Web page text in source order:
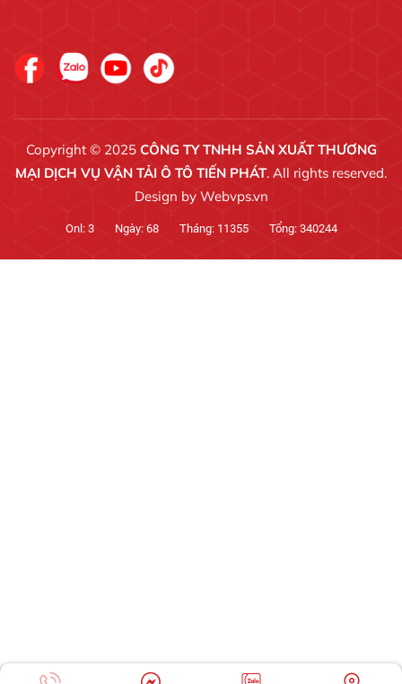
Copyright © 2025 CÔNG TY TNHH SẢN XUẤT THƯƠNG
MẠI DỊCH VỤ VẬN TẢI Ô TÔ TIẾN PHÁT. All rights reserved.
Design by Webvps.vn
Onl: 3 Ngày: 68 Tháng: 11355 Tổng: 340244